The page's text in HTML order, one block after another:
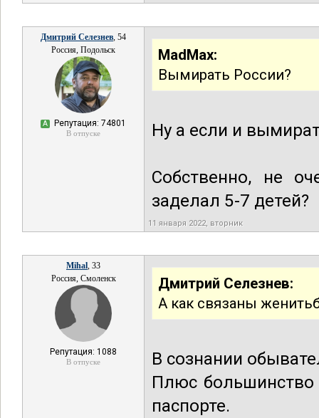
Дмитрий Селезнев, 54
Россия, Подольск
А Репутация: 74801
В отпуске
MadMax:
Вымирать России?
Ну а если и
Собственно, не
заделал 5-7 детей?
11 января 2022, вторник
Mihal, 33
Россия, Смоленск
Репутация: 1088
В отпуске
Дмитрий Селезнев:
А как связаны
В сознании
Плюс большинство
паспорте.